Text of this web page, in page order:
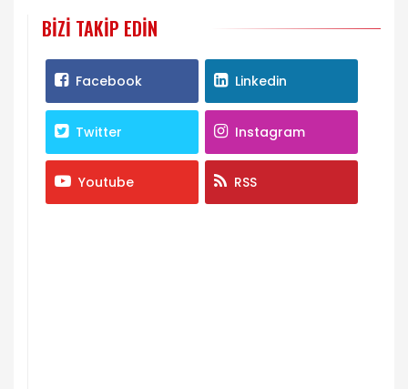
BIZI TAKIP EDIN
Facebook Linkedin
Twitter Instagram
Youtube RSS